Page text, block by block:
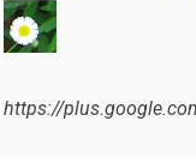
https://